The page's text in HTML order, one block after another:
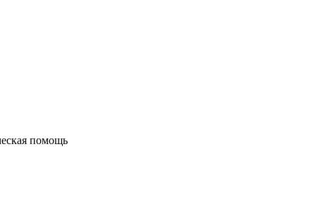
помощь